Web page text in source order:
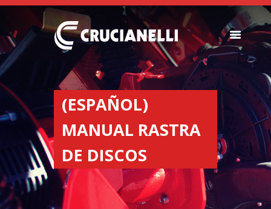
(ESPAÑOL)
MANUAL RASTRA
DE DISCOS
SEEDERS
FERTILIZER
SPREADERS
ABOUT US
DEALERSHIPS
NEWS
COMPANY
CONTACT